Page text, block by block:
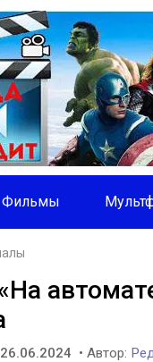
Фильмы
26.06.2024 • Автор: